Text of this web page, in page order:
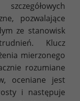
pozwalające
ze stanowisk
Klucz
mierzonego
rozumiane
oceniane jest
i następuje